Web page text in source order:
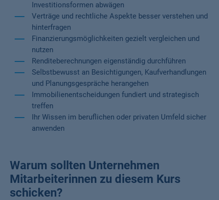
Investitionsformen abwägen
Verträge und rechtliche Aspekte besser verstehen und
hinterfragen
Finanzierungsmöglichkeiten gezielt vergleichen und
nutzen
Renditeberechnungen eigenständig durchführen
Selbstbewusst an Besichtigungen, Kaufverhandlungen
und Planungsgespräche herangehen
Immobilienentscheidungen fundiert und strategisch
treffen
Ihr Wissen im beruflichen oder privaten Umfeld sicher
anwenden
Warum sollten Unternehmen
Mitarbeiterinnen zu diesem Kurs
schicken?